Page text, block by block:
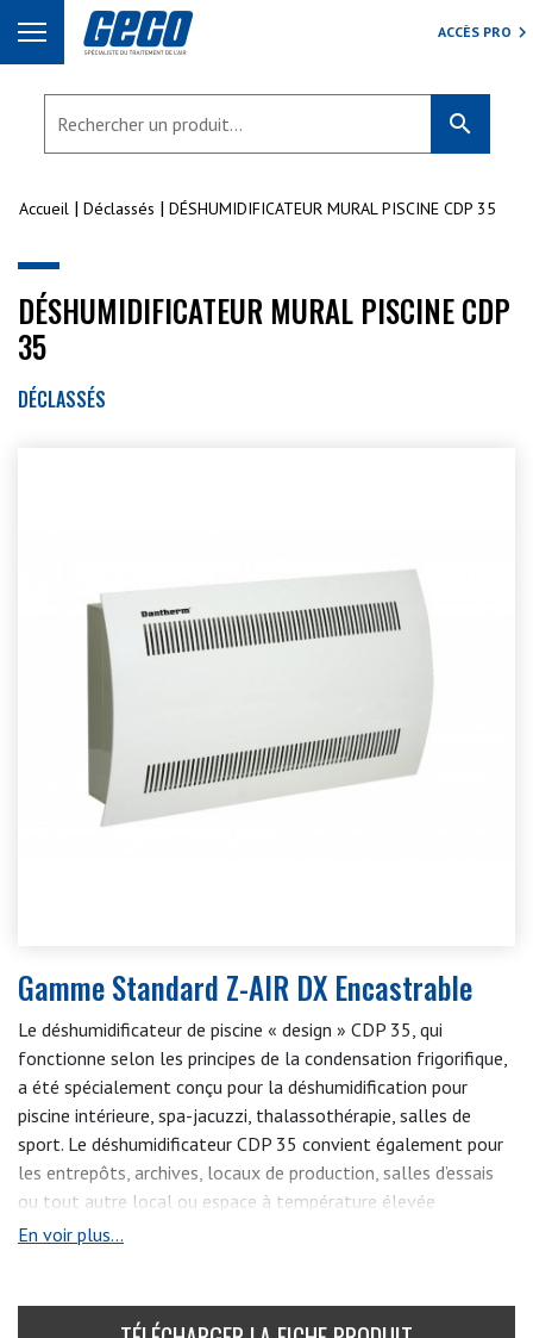
ACCÈS PRO
search
Accueil Déclassés DÉSHUMIDIFICATEUR MURAL PISCINE CDP 35
DÉSHUMIDIFICATEUR MURAL PISCINE CDP
35
DÉCLASSÉS
Gamme Standard Z-AIR DX Encastrable
Le déshumidificateur de piscine « design » CDP 35, qui
fonctionne selon les principes de la condensation frigorifique,
a été spécialement conçu pour la déshumidification pour
piscine intérieure, spa-jacuzzi, thalassothérapie, salles de
sport. Le déshumidificateur CDP 35 convient également pour
les entrepôts, archives, locaux de production, salles d’essais
ou tout autre local ou espace à température élevée
nécessitant un contrôle de de l’humidité.
CDP sont à placer directement dans le local à traiter et sont
En voir plus...